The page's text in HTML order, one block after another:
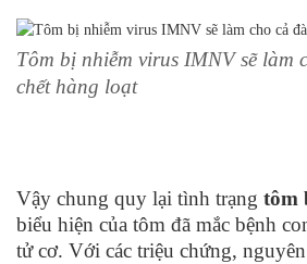
Tôm bị nhiễm virus IMNV sẽ làm
chết hàng loạt
Vậy chung quy lại tình trạng tôm
biểu hiện của tôm đã mắc bệnh
tử cơ. Với các triệu chứng,